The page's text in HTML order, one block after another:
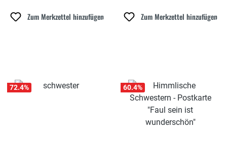
Zum Merkzettel hinzufügen Zum Merkzettel hinzufügen
72.4% 60.4%